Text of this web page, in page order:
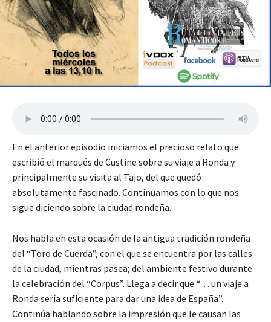
En el anterior episodio iniciamos el precioso relato que
escribió el marqués de Custine sobre su viaje a Ronda y
principalmente su visita al Tajo, del que quedó
absolutamente fascinado. Continuamos con lo que nos
sigue diciendo sobre la ciudad rondeña.
Nos habla en esta ocasión de la antigua tradición rondeña
del “Toro de Cuerda”, con el que se encuentra por las calles
de la ciudad, mientras pasea; del ambiente festivo durante
la celebración del “Corpus”. Llega a decir que “… un viaje a
Ronda sería suficiente para dar una idea de España”.
Continúa hablando sobre la impresión que le causan las